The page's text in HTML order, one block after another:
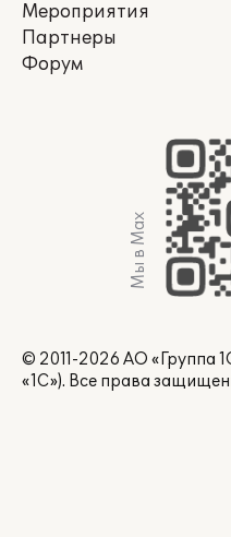
Мероприятия
Партнеры
Форум
Мы в Max
© 2011-2026 АО «Группа
«1С»). Все права